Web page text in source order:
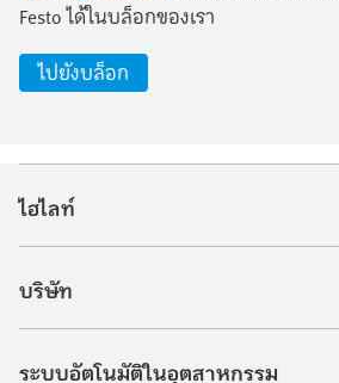
Festo ได้ในบล็อกของเรา
ไปยังบล็อก
ไฮไลท์
บริษัท
ระบบอัตโนมัติในอุตสาหกรรม